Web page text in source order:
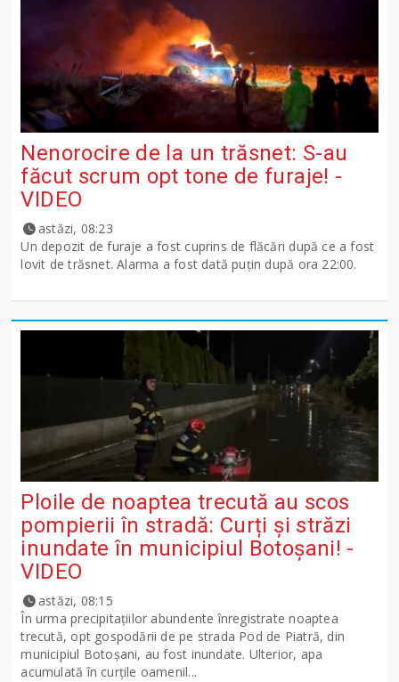
Nenorocire de la un trăsnet: S-au
făcut scrum opt tone de furaje! -
VIDEO
astăzi, 08:23
Un depozit de furaje a fost cuprins de flăcări după ce a fost
lovit de trăsnet. Alarma a fost dată puțin după ora 22:00.
Ploile de noaptea trecută au scos
pompierii în stradă: Curți și străzi
inundate în municipiul Botoșani! -
VIDEO
astăzi, 08:15
În urma precipitațiilor abundente înregistrate noaptea
trecută, opt gospodării de pe strada Pod de Piatră, din
municipiul Botoșani, au fost inundate. Ulterior, apa
acumulată în curțile oamenil...